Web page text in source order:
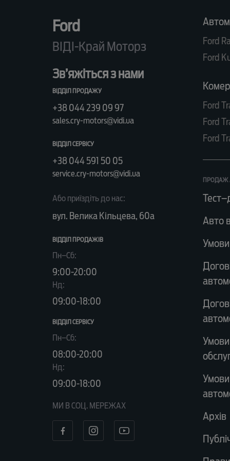
Ford
ВІДІ-Край Моторз
Зв’яжіться з нами
ВІДДІЛ ПРОДАЖУ
+38 044 239 09 97
sales.cry-motors@vidi.ua
ВІДДІЛ СЕРВІСУ
+38 044 591 50 05
service.cry-motors@vidi.ua
Або приїздіть до нас:
вул. Велика Кільцева, 60а
ВІДДІЛ ПРОДАЖІВ
Пн–Сб:
9:00-20:00
Нд:
09:00-18:00
ВІДДІЛ CЕРВІСУ
Пн–Сб:
08:00-20:00
Нд:
09:00-18:00
МИ В СОЦ. МЕРЕЖАХ
Ford
Ford
Ford
Ford
Ford
ПРОДАЖ
Авто
Умови
Архів